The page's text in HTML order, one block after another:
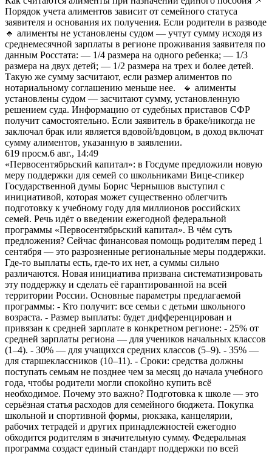
Порядок учета алиментов зависит от семейного статуса
заявителя и основания их получения. Если родители в разводе
🔹 алименты не установлены судом — учтут сумму исходя из
среднемесячной зарплаты в регионе проживания заявителя по
данным Росстата: — 1/4 размера на одного ребенка; — 1/3
размера на двух детей; — 1/2 размера на трех и более детей.
Такую же сумму засчитают, если размер алиментов по
нотариальному соглашению меньше нее. 🔹 алименты
установлены судом — засчитают сумму, установленную
решением суда. Информацию от судебных приставов СФР
получит самостоятельно. Если заявитель в браке/никогда не
заключал брак или является вдовой/вдовцом, в доход включат
сумму алиментов, указанную в заявлении.
619 просм.6 авг., 14:49
«Первосентябрьский капитал»: в Госдуме предложили новую
меру поддержки для семей со школьниками Вице-спикер
Государственной думы Борис Чернышов выступил с
инициативой, которая может существенно облегчить
подготовку к учебному году для миллионов российских
семей. Речь идёт о введении ежегодной федеральной
программы «Первосентябрьский капитал». В чём суть
предложения? Сейчас финансовая помощь родителям перед 1
сентября — это разрозненные региональные меры поддержки.
Где-то выплаты есть, где-то их нет, а суммы сильно
различаются. Новая инициатива призвана систематизировать
эту поддержку и сделать её гарантированной на всей
территории России. Основные параметры предлагаемой
программы: - Кто получит: все семьи с детьми школьного
возраста. - Размер выплаты: будет дифференцирован и
привязан к средней зарплате в конкретном регионе: - 25% от
средней зарплаты региона — для учеников начальных классов
(1–4). - 30% — для учащихся средних классов (5–9). - 35% —
для старшеклассников (10–11). - Сроки: средства должны
поступать семьям не позднее чем за месяц до начала учебного
года, чтобы родители могли спокойно купить всё
необходимое. Почему это важно? Подготовка к школе — это
серьёзная статья расходов для семейного бюджета. Покупка
школьной и спортивной формы, рюкзака, канцелярии,
рабочих тетрадей и других принадлежностей ежегодно
обходится родителям в значительную сумму. Федеральная
программа создаст единый стандарт поддержки по всей